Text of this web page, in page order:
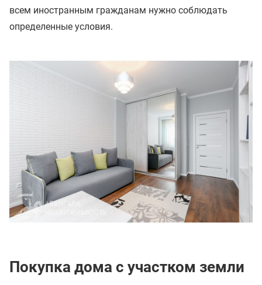
всем иностранным гражданам нужно соблюдать
определенные условия.
Покупка дома с участком земли